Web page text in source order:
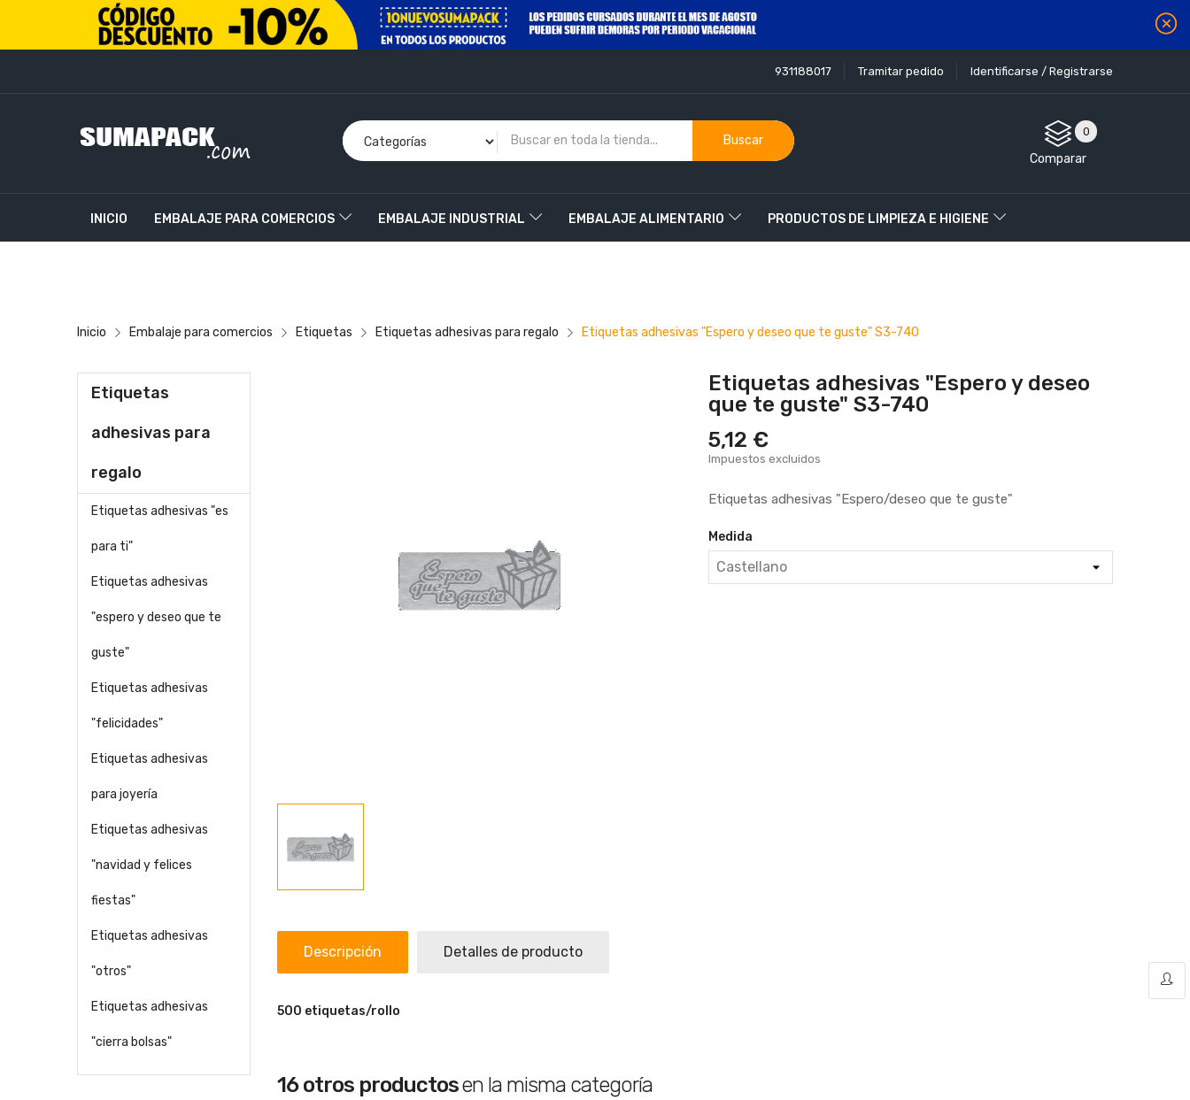
Identificarse / Registrarse
Tramitar pedido
931188017
Buscar
0
Comparar
INICIO EMBALAJE PARA COMERCIOS EMBALAJE INDUSTRIAL EMBALAJE ALIMENTARIO PRODUCTOS DE LIMPIEZA E HIGIENE
Inicio Embalaje para comercios Etiquetas Etiquetas adhesivas para regalo Etiquetas adhesivas "Espero y deseo que te guste" S3-740
Etiquetas
adhesivas para
regalo
Etiquetas adhesivas "es
para ti"
Etiquetas adhesivas
"espero y deseo que te
guste"
Etiquetas adhesivas
"felicidades"
Etiquetas adhesivas
para joyería
Etiquetas adhesivas
"navidad y felices
fiestas"
Etiquetas adhesivas
"otros"
Etiquetas adhesivas
"cierra bolsas"
Etiquetas adhesivas "Espero y deseo
que te guste" S3-740
5,12 €
Impuestos excluidos
Etiquetas adhesivas "Espero/deseo que te guste"
Medida
Descripción Detalles de producto
500 etiquetas/rollo
16 otros productosen la misma categoría